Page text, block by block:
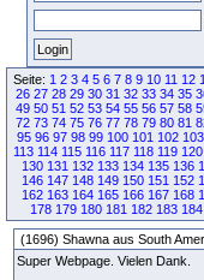
Seite: 1 2 3 4 5 6 7 8 9 10 11 12
26 27 28 29 30 31 32 33 34 35
49 50 51 52 53 54 55 56 57 58
72 73 74 75 76 77 78 79 80 81
95 96 97 98 99 100 101 102 103
113 114 115 116 117 118 119 120
130 131 132 133 134 135 136
146 147 148 149 150 151 152
162 163 164 165 166 167 168
178 179 180 181 182 183 184
(1696) Shawna aus South
Super Webpage. Vielen Dank.